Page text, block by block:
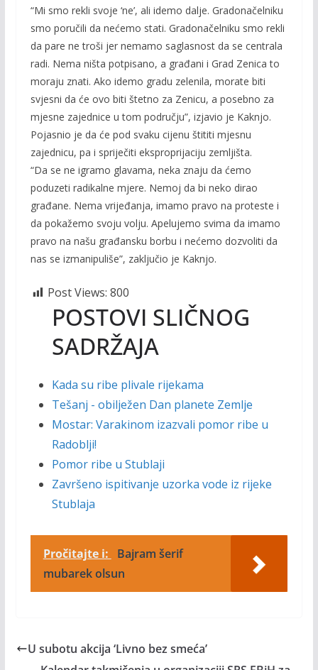
“Mi smo rekli svoje ‘ne’, ali idemo dalje. Gradonačelniku
smo poručili da nećemo stati. Gradonačelniku smo rekli
da pare ne troši jer nemamo saglasnost da se centrala
radi. Nema ništa potpisano, a građani i Grad Zenica to
moraju znati. Ako idemo gradu zelenila, morate biti
svjesni da će ovo biti štetno za Zenicu, a posebno za
mjesne zajednice u tom području”, izjavio je Kaknjo.
Pojasnio je da će pod svaku cijenu štititi mjesnu
zajednicu, pa i spriječiti eksproprijaciju zemljišta.
“Da se ne igramo glavama, neka znaju da ćemo
poduzeti radikalne mjere. Nemoj da bi neko dirao
građane. Nema vrijeđanja, imamo pravo na proteste i
da pokažemo svoju volju. Apelujemo svima da imamo
pravo na našu građansku borbu i nećemo dozvoliti da
nas se izmanipuliše”, zaključio je Kaknjo.
Post Views: 800
POSTOVI SLIČNOG
SADRŽAJA
Kada su ribe plivale rijekama
Tešanj - obilježen Dan planete Zemlje
Mostar: Varakinom izazvali pomor ribe u
Radoblji!
Pomor ribe u Stublaji
Završeno ispitivanje uzorka vode iz rijeke
Stublaja
Pročitajte i:
Bajram šerif
mubarek olsun
U subotu akcija ‘Livno bez smeća’